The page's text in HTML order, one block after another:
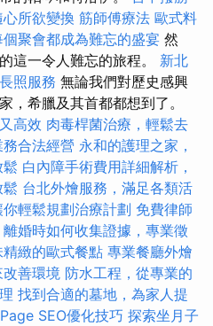
所欲變換 筋師傅療法 歐式料
聚會都成為難忘的盛宴 然
這一令人難忘的旅程。 新北
照服務 無論我們對歷史感興
，希臘及其首都都想到了。
高效 肉毒桿菌治療，輕鬆去
合法經營 永和的護理之家，
白內障手術費用詳細解析，
台北外燴服務，滿足各類活
輕鬆規劃治療計劃 免費律師
離婚時如何收集證據，專業徵
緻的歐式餐點 專業餐廳外燴
善環境 防水工程，從專業的
找到合適的墓地，為家人提
SEO優化技巧 探索坐月子